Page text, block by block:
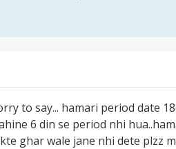
to say... hamari period date
6 din se period nhi
ghar wale jane nhi dete plzz